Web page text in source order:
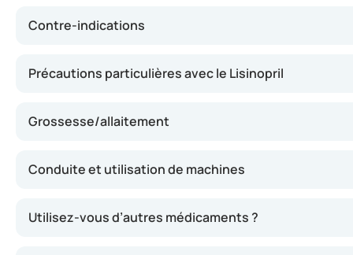
Contre-indications
Précautions particulières avec le Lisinopril
Grossesse/allaitement
Conduite et utilisation de machines
Utilisez-vous d’autres médicaments ?